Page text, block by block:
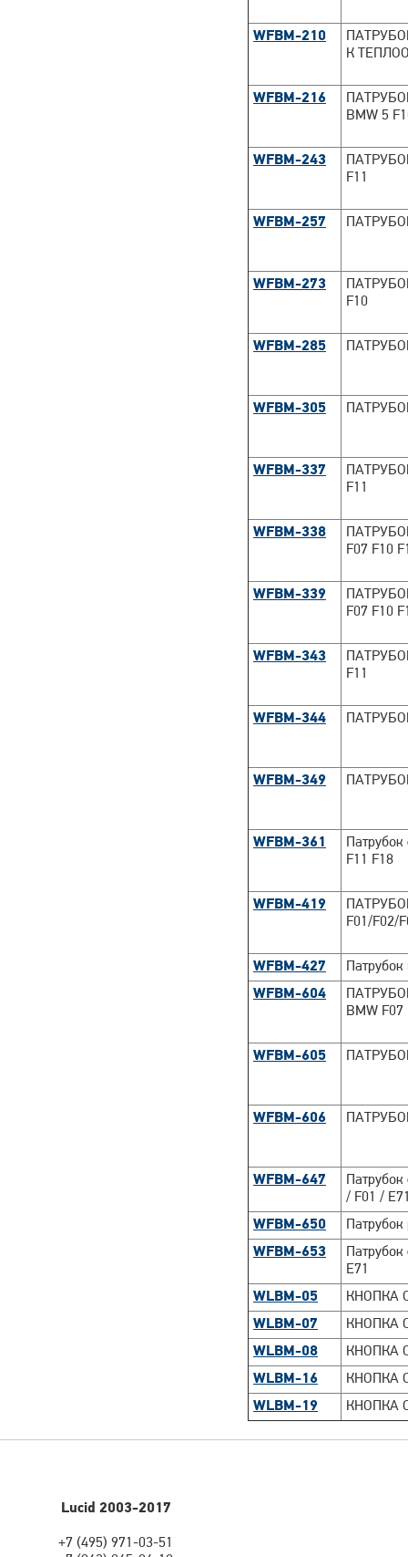
WFBM-210
К
WFBM-216
BMW 5
WFBM-243
F11
WFBM-257
WFBM-273
F10
WFBM-285
WFBM-305
WFBM-337
F11
WFBM-338
F07 F10
WFBM-339
F07 F10
WFBM-343
F11
WFBM-344
WFBM-349
WFBM-361
F11 F18
WFBM-419
F01/F02/
WFBM-427
WFBM-604
BMW F07
WFBM-605
WFBM-606
WFBM-647
/ F01 /
WFBM-650
WFBM-653
E71
WLBM-05
КНОПКА
WLBM-07
КНОПКА
WLBM-08
КНОПКА
WLBM-16
КНОПКА
WLBM-19
КНОПКА
Lucid 2003-2017
+7 (495) 971-03-51